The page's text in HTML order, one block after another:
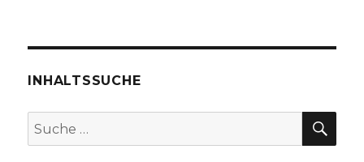
dürfen
zur
INHALTSSUCHE
Suche
nach: